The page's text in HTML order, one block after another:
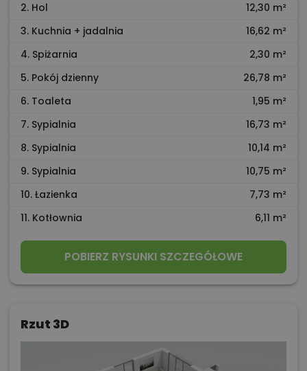
2. Hol
12,30 m²
3. Kuchnia + jadalnia
16,62 m²
4. Spiżarnia
2,30 m²
5. Pokój dzienny
26,78 m²
6. Toaleta
1,95 m²
7. Sypialnia
16,73 m²
8. Sypialnia
10,14 m²
9. Sypialnia
10,75 m²
10. Łazienka
7,73 m²
11. Kotłownia
6,11 m²
POBIERZ RYSUNKI SZCZEGÓŁOWE
Rzut 3D